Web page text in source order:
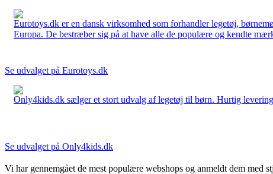
Eurotoys.dk er en dansk virksomhed som forhandler legetøj,
Europa. De bestræber sig på at have alle de populære og kendte
Se udvalget på Eurotoys.dk
Only4kids.dk sælger et stort udvalg af legetøj til børn. Hurtig
Se udvalget på Only4kids.dk
Vi har gennemgået de mest populære webshops og anmeldt dem med